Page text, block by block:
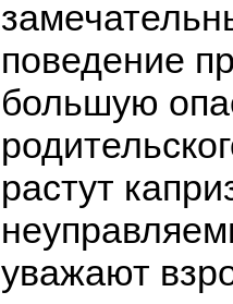
поведение
большую
растут
уважают